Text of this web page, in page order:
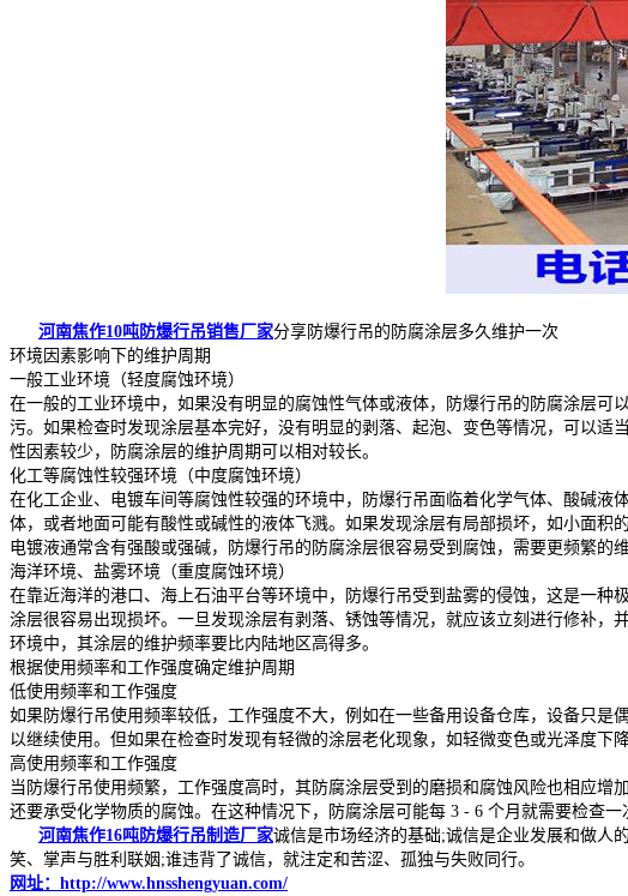
河南焦作10吨防爆行吊销售厂家分享防爆行吊的防腐涂层多久维护一次
环境因素影响下的维护周期
一般工业环境（轻度腐蚀环境）
在一般的工业环境中，如果没有明显的腐蚀性气体或液体，防爆行吊的防腐涂层
污。如果检查时发现涂层基本完好，没有明显的剥落、起泡、变色等情况，可以
性因素较少，防腐涂层的维护周期可以相对较长。
化工等腐蚀性较强环境（中度腐蚀环境）
在化工企业、电镀车间等腐蚀性较强的环境中，防爆行吊面临着化学气体、酸碱
体，或者地面可能有酸性或碱性的液体飞溅。如果发现涂层有局部损坏，如小面
电镀液通常含有强酸或强碱，防爆行吊的防腐涂层很容易受到腐蚀，需要更频繁的维
海洋环境、盐雾环境（重度腐蚀环境）
在靠近海洋的港口、海上石油平台等环境中，防爆行吊受到盐雾的侵蚀，这是一
涂层很容易出现损坏。一旦发现涂层有剥落、锈蚀等情况，就应该立刻进行修补
环境中，其涂层的维护频率要比内陆地区高得多。
根据使用频率和工作强度确定维护周期
低使用频率和工作强度
如果防爆行吊使用频率较低，工作强度不大，例如在一些备用设备仓库，设备只是
以继续使用。但如果在检查时发现有轻微的涂层老化现象，如轻微变色或光泽度下
高使用频率和工作强度
当防爆行吊使用频繁，工作强度高时，其防腐涂层受到的磨损和腐蚀风险也相应
还要承受化学物质的腐蚀。在这种情况下，防腐涂层可能每 3 - 6 个月就需要检查
河南焦作16吨防爆行吊制造厂家诚信是市场经济的基础;诚信是企业发展和做人
笑、掌声与胜利联姻;谁违背了诚信，就注定和苦涩、孤独与失败同行。
网址：http://www.hnsshengyuan.com/